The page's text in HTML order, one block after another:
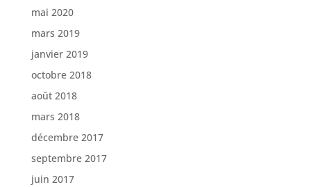
mai 2020
mars 2019
janvier 2019
octobre 2018
août 2018
mars 2018
décembre 2017
septembre 2017
juin 2017